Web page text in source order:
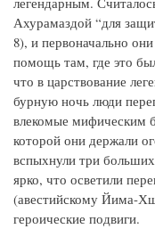
Ахурамаздой “для
8), и первоначально
помощь там, где это
что в царствование
бурную ночь люди
влекомые мифическим
которой они держали
вспыхнули три
ярко, что осветили
(авестийскому Йима-
героические подвиги.